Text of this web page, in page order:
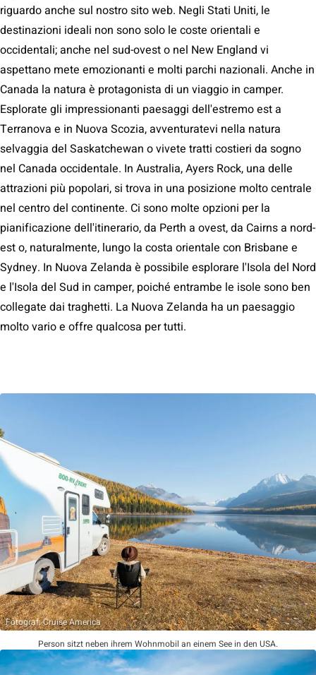
riguardo anche sul nostro sito web. Negli Stati Uniti, le
destinazioni ideali non sono solo le coste orientali e
occidentali; anche nel sud-ovest o nel New England vi
aspettano mete emozionanti e molti parchi nazionali. Anche in
Canada la natura è protagonista di un viaggio in camper.
Esplorate gli impressionanti paesaggi dell'estremo est a
Terranova e in Nuova Scozia, avventuratevi nella natura
selvaggia del Saskatchewan o vivete tratti costieri da sogno
nel Canada occidentale. In Australia, Ayers Rock, una delle
attrazioni più popolari, si trova in una posizione molto centrale
nel centro del continente. Ci sono molte opzioni per la
pianificazione dell'itinerario, da Perth a ovest, da Cairns a nord-
est o, naturalmente, lungo la costa orientale con Brisbane e
Sydney. In Nuova Zelanda è possibile esplorare l'Isola del Nord
e l'Isola del Sud in camper, poiché entrambe le isole sono ben
collegate dai traghetti. La Nuova Zelanda ha un paesaggio
Fotograf: Cruise America
Person sitzt neben ihrem Wohnmobil an einem See in den USA.